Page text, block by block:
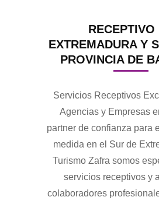
RECEPTIVO
EXTREMADURA Y
PROVINCIA DE
Servicios Receptivos
Agencias y Empresas
partner de confianza para
medida en el Sur de
Turismo Zafra somos
servicios receptivos y
colaboradores